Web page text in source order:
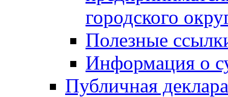
городского
Полезные
Информация о
Публичная